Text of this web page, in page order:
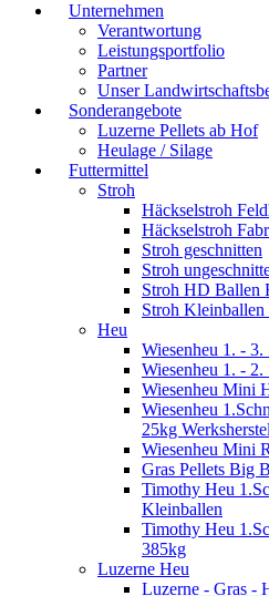
Unternehmen
Verantwortung
Leistungsportfolio
Partner
Unser
Sonderangebote
Luzerne Pellets ab Hof
Heulage / Silage
Futtermittel
Stroh
Häckselstroh
Häckselstroh
Stroh geschnitten
Stroh
Stroh HD Ballen
Stroh Kleinballen
Heu
Wiesenheu 1. -
Wiesenheu 1. -
Wiesenheu Mini
Wiesenheu
25kg
Wiesenheu Mini
Gras Pellets Big
Timothy Heu
Kleinballen
Timothy Heu
385kg
Luzerne Heu
Luzerne - Gras -